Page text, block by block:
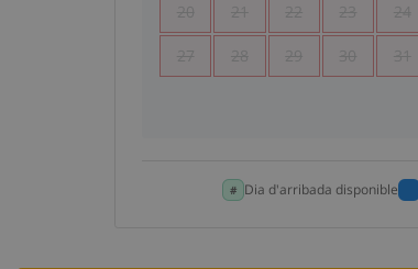
20 21 22 23 24
27 28 29 30 31
Dia d'arribada disponible